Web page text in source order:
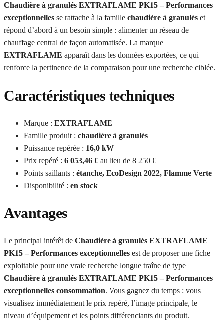
Chaudière à granulés EXTRAFLAME PK15 – Performances
exceptionnelles se rattache à la famille chaudière à granulés et
répond d’abord à un besoin simple : alimenter un réseau de
chauffage central de façon automatisée. La marque
EXTRAFLAME apparaît dans les données exportées, ce qui
renforce la pertinence de la comparaison pour une recherche ciblée.
Caractéristiques techniques
Marque : EXTRAFLAME
Famille produit : chaudière à granulés
Puissance repérée : 16,0 kW
Prix repéré : 6 053,46 € au lieu de 8 250 €
Points saillants : étanche, EcoDesign 2022, Flamme Verte
Disponibilité : en stock
Avantages
Le principal intérêt de Chaudière à granulés EXTRAFLAME
PK15 – Performances exceptionnelles est de proposer une fiche
exploitable pour une vraie recherche longue traîne de type
Chaudière à granulés EXTRAFLAME PK15 – Performances
exceptionnelles consommation. Vous gagnez du temps : vous
visualisez immédiatement le prix repéré, l’image principale, le
niveau d’équipement et les points différenciants du produit.